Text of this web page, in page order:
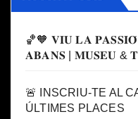
🏀🧡 𝐕𝐈𝐔 𝐋𝐀
𝐀𝐁𝐀𝐍𝐒 | 𝐌𝐔𝐒𝐄𝐔 &
🚨 INSCRIU-TE AL
ÚLTIMES PLACES